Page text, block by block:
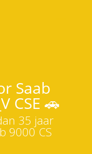
Saab
CSE 🚗
35 jaar
9000 CS